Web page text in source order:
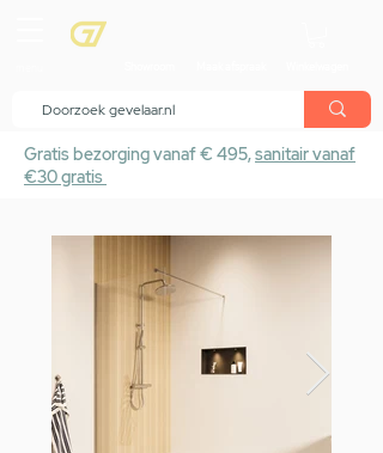
Gratis bezorging vanaf € 495,sanitair vanaf
€30 gratis